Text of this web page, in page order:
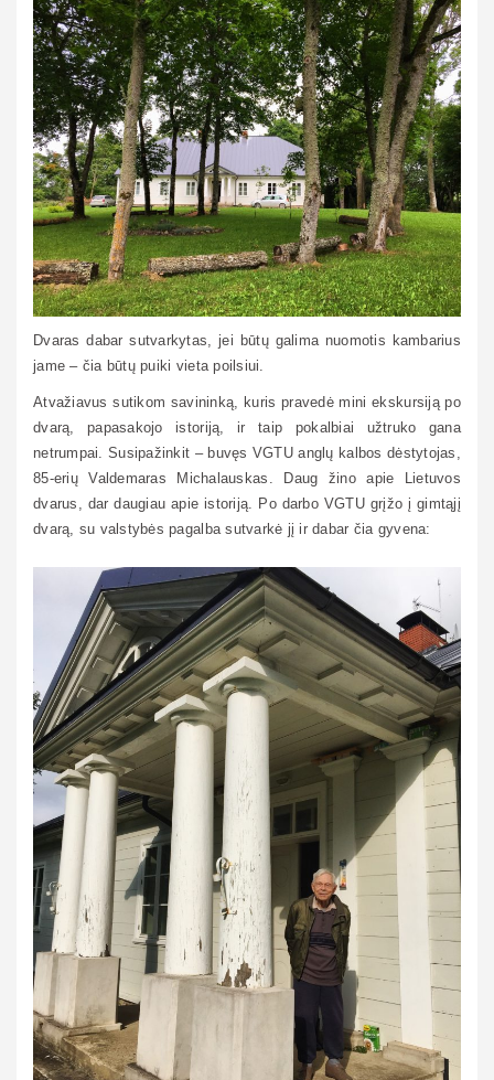
Dvaras dabar sutvarkytas, jei būtų galima nuomotis kambarius
jame – čia būtų puiki vieta poilsiui.
Atvažiavus sutikom savininką, kuris pravedė mini ekskursiją po
dvarą, papasakojo istoriją, ir taip pokalbiai užtruko gana
netrumpai. Susipažinkit – buvęs VGTU anglų kalbos dėstytojas,
85-erių Valdemaras Michalauskas. Daug žino apie Lietuvos
dvarus, dar daugiau apie istoriją. Po darbo VGTU grįžo į gimtąjį
dvarą, su valstybės pagalba sutvarkė jį ir dabar čia gyvena: